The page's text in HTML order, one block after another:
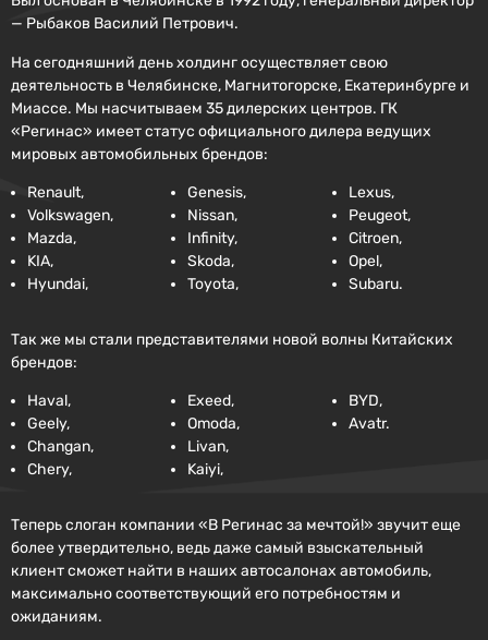
— Рыбаков Василий Петрович.
На сегодняшний день холдинг осуществляет свою
деятельность в Челябинске, Магнитогорске, Екатеринбурге и
Миассе. Мы насчитываем 35 дилерских центров. ГК
«Регинас» имеет статус официального дилера ведущих
мировых автомобильных брендов:
Renault,
Volkswagen,
Mazda,
KIA,
Hyundai,
Genesis,
Nissan,
Infinity,
Skoda,
Toyota,
Lexus,
Peugeot,
Citroen,
Opel,
Subaru.
Так же мы стали представителями новой волны Китайских
брендов:
Haval,
Geely,
Changan,
Chery,
Exeed,
Omoda,
Livan,
Kaiyi,
BYD,
Avatr.
Теперь слоган компании «В Регинас за мечтой!» звучит еще
более утвердительно, ведь даже самый взыскательный
клиент сможет найти в наших автосалонах автомобиль,
максимально соответствующий его потребностям и
ожиданиям.